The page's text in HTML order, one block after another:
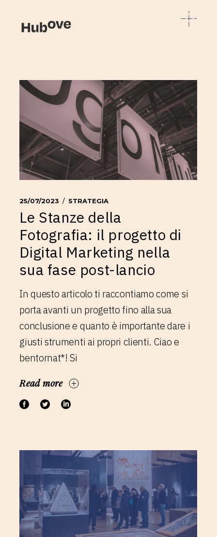
25/07/2023 STRATEGIA
Le Stanze della
Fotografia: il progetto di
Digital Marketing nella
sua fase post-lancio
In questo articolo ti raccontiamo come si
porta avanti un progetto fino alla sua
conclusione e quanto è importante dare i
giusti strumenti ai propri clienti. Ciao e
bentornat*! Si
Read more